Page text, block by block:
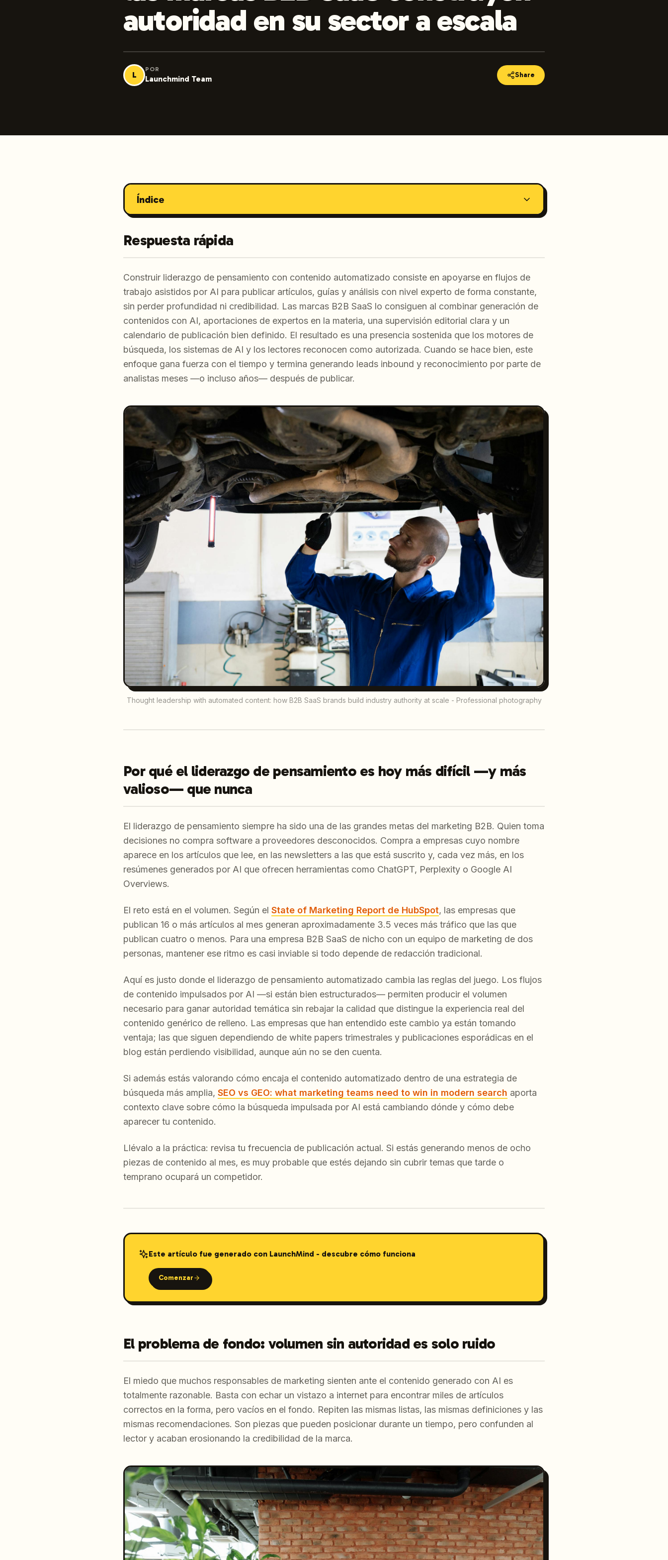
autoridad en su sector a escala
L
POR
Launchmind Team Share
Índice
Respuesta rápida
Construir liderazgo de pensamiento con contenido automatizado consiste en apoyarse en flujos de
trabajo asistidos por AI para publicar artículos, guías y análisis con nivel experto de forma constante,
sin perder profundidad ni credibilidad. Las marcas B2B SaaS lo consiguen al combinar generación de
contenidos con AI, aportaciones de expertos en la materia, una supervisión editorial clara y un
calendario de publicación bien definido. El resultado es una presencia sostenida que los motores de
búsqueda, los sistemas de AI y los lectores reconocen como autorizada. Cuando se hace bien, este
enfoque gana fuerza con el tiempo y termina generando leads inbound y reconocimiento por parte de
analistas meses —o incluso años— después de publicar.
Thought leadership with automated content: how B2B SaaS brands build industry authority at scale - Professional photography
Por qué el liderazgo de pensamiento es hoy más difícil —y más
valioso— que nunca
El liderazgo de pensamiento siempre ha sido una de las grandes metas del marketing B2B. Quien toma
decisiones no compra software a proveedores desconocidos. Compra a empresas cuyo nombre
aparece en los artículos que lee, en las newsletters a las que está suscrito y, cada vez más, en los
resúmenes generados por AI que ofrecen herramientas como ChatGPT, Perplexity o Google AI
Overviews.
El reto está en el volumen. Según el State of Marketing Report de HubSpot, las empresas que
publican 16 o más artículos al mes generan aproximadamente 3.5 veces más tráfico que las que
publican cuatro o menos. Para una empresa B2B SaaS de nicho con un equipo de marketing de dos
personas, mantener ese ritmo es casi inviable si todo depende de redacción tradicional.
Aquí es justo donde el liderazgo de pensamiento automatizado cambia las reglas del juego. Los flujos
de contenido impulsados por AI —si están bien estructurados— permiten producir el volumen
necesario para ganar autoridad temática sin rebajar la calidad que distingue la experiencia real del
contenido genérico de relleno. Las empresas que han entendido este cambio ya están tomando
ventaja; las que siguen dependiendo de white papers trimestrales y publicaciones esporádicas en el
blog están perdiendo visibilidad, aunque aún no se den cuenta.
Si además estás valorando cómo encaja el contenido automatizado dentro de una estrategia de
búsqueda más amplia, SEO vs GEO: what marketing teams need to win in modern search aporta
contexto clave sobre cómo la búsqueda impulsada por AI está cambiando dónde y cómo debe
aparecer tu contenido.
Llévalo a la práctica: revisa tu frecuencia de publicación actual. Si estás generando menos de ocho
piezas de contenido al mes, es muy probable que estés dejando sin cubrir temas que tarde o
temprano ocupará un competidor.
Este artículo fue generado con LaunchMind - descubre cómo funciona
Comenzar
El problema de fondo: volumen sin autoridad es solo ruido
El miedo que muchos responsables de marketing sienten ante el contenido generado con AI es
totalmente razonable. Basta con echar un vistazo a internet para encontrar miles de artículos
correctos en la forma, pero vacíos en el fondo. Repiten las mismas listas, las mismas definiciones y las
mismas recomendaciones. Son piezas que pueden posicionar durante un tiempo, pero confunden al
lector y acaban erosionando la credibilidad de la marca.